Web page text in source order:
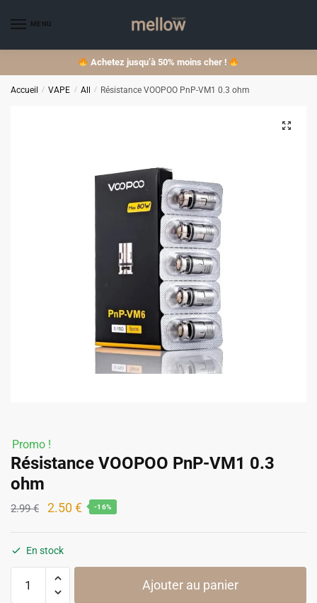
MENU
Achetez jusqu’à 50% moins cher !
Accueil / VAPE / All / Résistance VOOPOO PnP-VM1 0.3 ohm
Promo !
Résistance VOOPOO PnP-VM1 0.3
ohm
2.99€
Le
initial
était :
2.99 €.
2.50 €Le
est :
-16%
En stock
Ajouter au panier